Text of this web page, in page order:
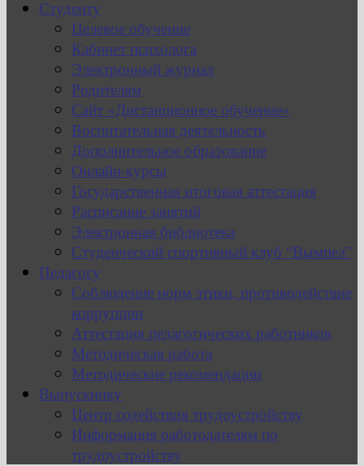
Студенту
Целевое обучение
Кабинет психолога
Электронный журнал
Родителям
Сайт «Дистанционное обучение»
Воспитательная деятельность
Дополнительное образование
Онлайн-курсы
Государственная итоговая аттестация
Расписание занятий
Электронная библиотека
Студенческий спортивный клуб “Вымпел”
Педагогу
Соблюдение норм этики, противодействие
коррупции
Аттестация педагогических работников
Методическая работа
Методические рекомендации
Выпускнику
Центр содействия трудоустройству
Информация работодателям по
трудоустройству